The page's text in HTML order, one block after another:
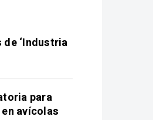
de ‘Industria
para
avícolas